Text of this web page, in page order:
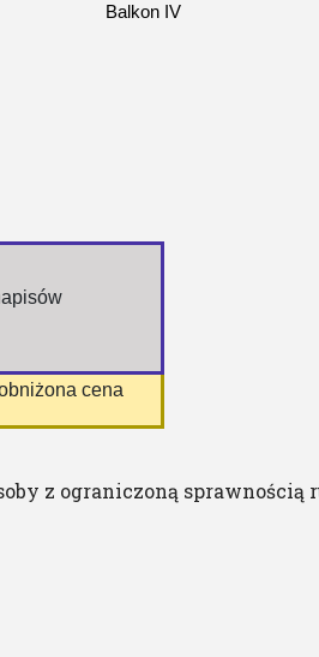
Balkon IV
cena
z ograniczoną